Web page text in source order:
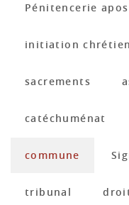
Pénitencerie
initiation
sacrements
catéchuménat
commune
tribunal